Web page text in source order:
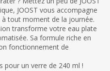
JOOST vous accompagne
tout moment de la journée.
transforme votre eau plate
Sa formule riche en
fonctionnement de
pour un verre de 240 ml !